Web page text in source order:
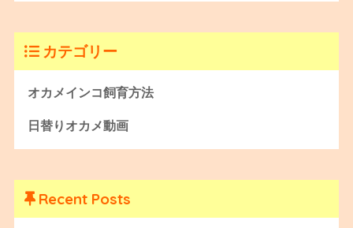
カテゴリー
オカメインコ飼育方法
日替りオカメ動画
Recent Posts